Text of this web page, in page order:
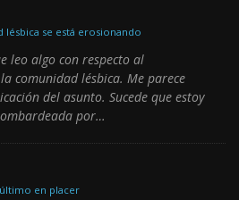
lésbica se está erosionando
leo algo con respecto al
comunidad lésbica. Me parece
del asunto. Sucede que estoy
por…
en placer